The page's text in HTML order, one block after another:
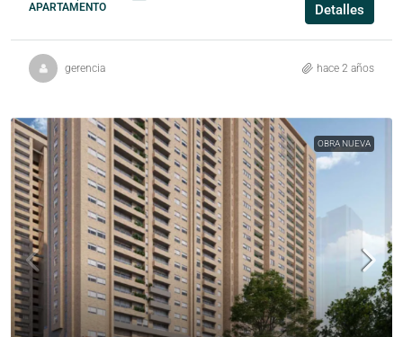
APARTAMENTO Detalles
gerencia hace 2 años
OBRA NUEVA